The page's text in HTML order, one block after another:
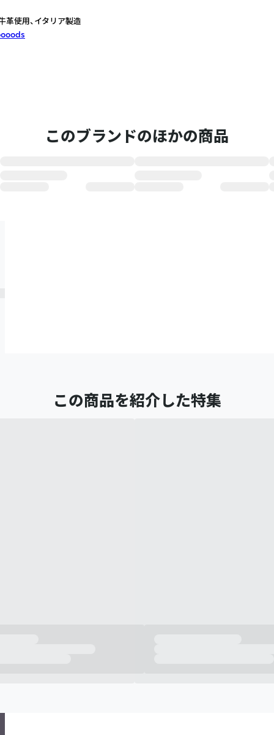
革使用、イタリア製造
このブランドのほかの商品
この商品を紹介した特集